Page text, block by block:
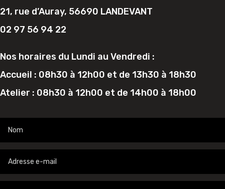
21, rue d’Auray, 56690 LANDEVANT
02 97 56 94 22
Nos horaires du Lundi au Vendredi :
Accueil : 08h30 à 12h00 et de 13h30 à 18h30
Atelier : 08h30 à 12h00 et de 14h00 à 18h00